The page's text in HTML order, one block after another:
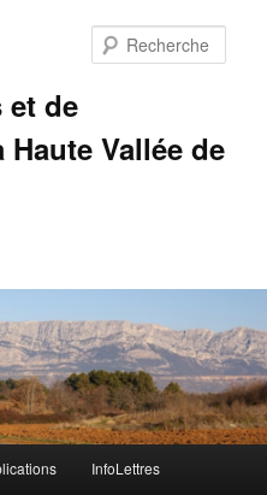
et de
Haute Vallée de
InfoLettres